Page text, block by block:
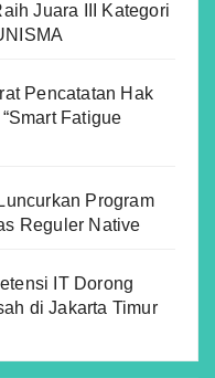
Juara III Kategori
Pencatatan Hak
Fatigue
Program
Reguler Native
IT Dorong
di Jakarta Timur